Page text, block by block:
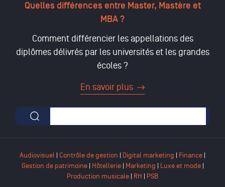
Quelles différences entre Master, Mastère et
MBA ?
Comment différencier les appellations des
diplômes délivrés par les universités et les grandes
écoles ?
En savoir plus
Formulaire de recherche
Audiovisuel | Contrôle de gestion | Digital marketing | Finance |
Gestion de patrimoine| Hôtellerie| Marketing | Luxe et mode|
Production musicale | RH | PSB